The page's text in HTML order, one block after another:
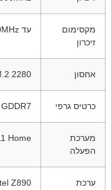
מקסימום
זיכרון
עד 128GB DDR5 4400MHz
אחסון 2280
כרטיס גרפי
מערכת
הפעלה
Home
ערכת
Z890